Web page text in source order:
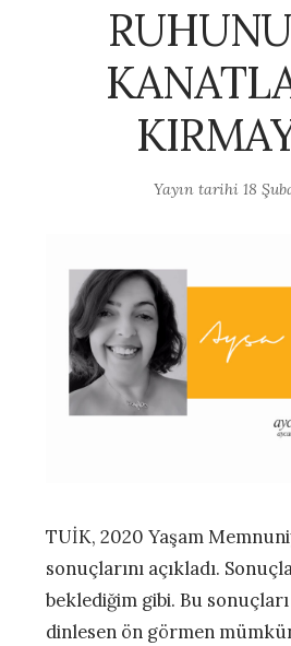
Yayın tarihi 18
TUİK, 2020 Yaşam
sonuçlarını açıkladı.
beklediğim gibi. Bu
dinlesen ön görmen